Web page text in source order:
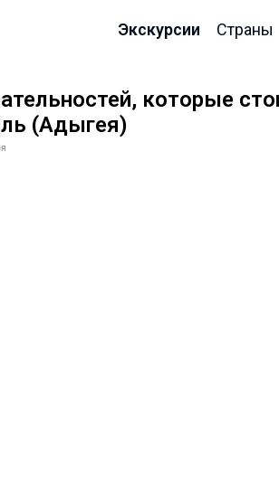
Экскурсии Страны
которые
(Адыгея)